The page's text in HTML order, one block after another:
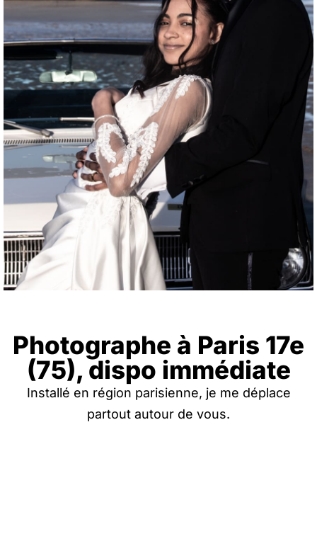
Photographe à Paris 17e
(75), dispo immédiate
Installé en région parisienne, je me déplace
partout autour de vous.